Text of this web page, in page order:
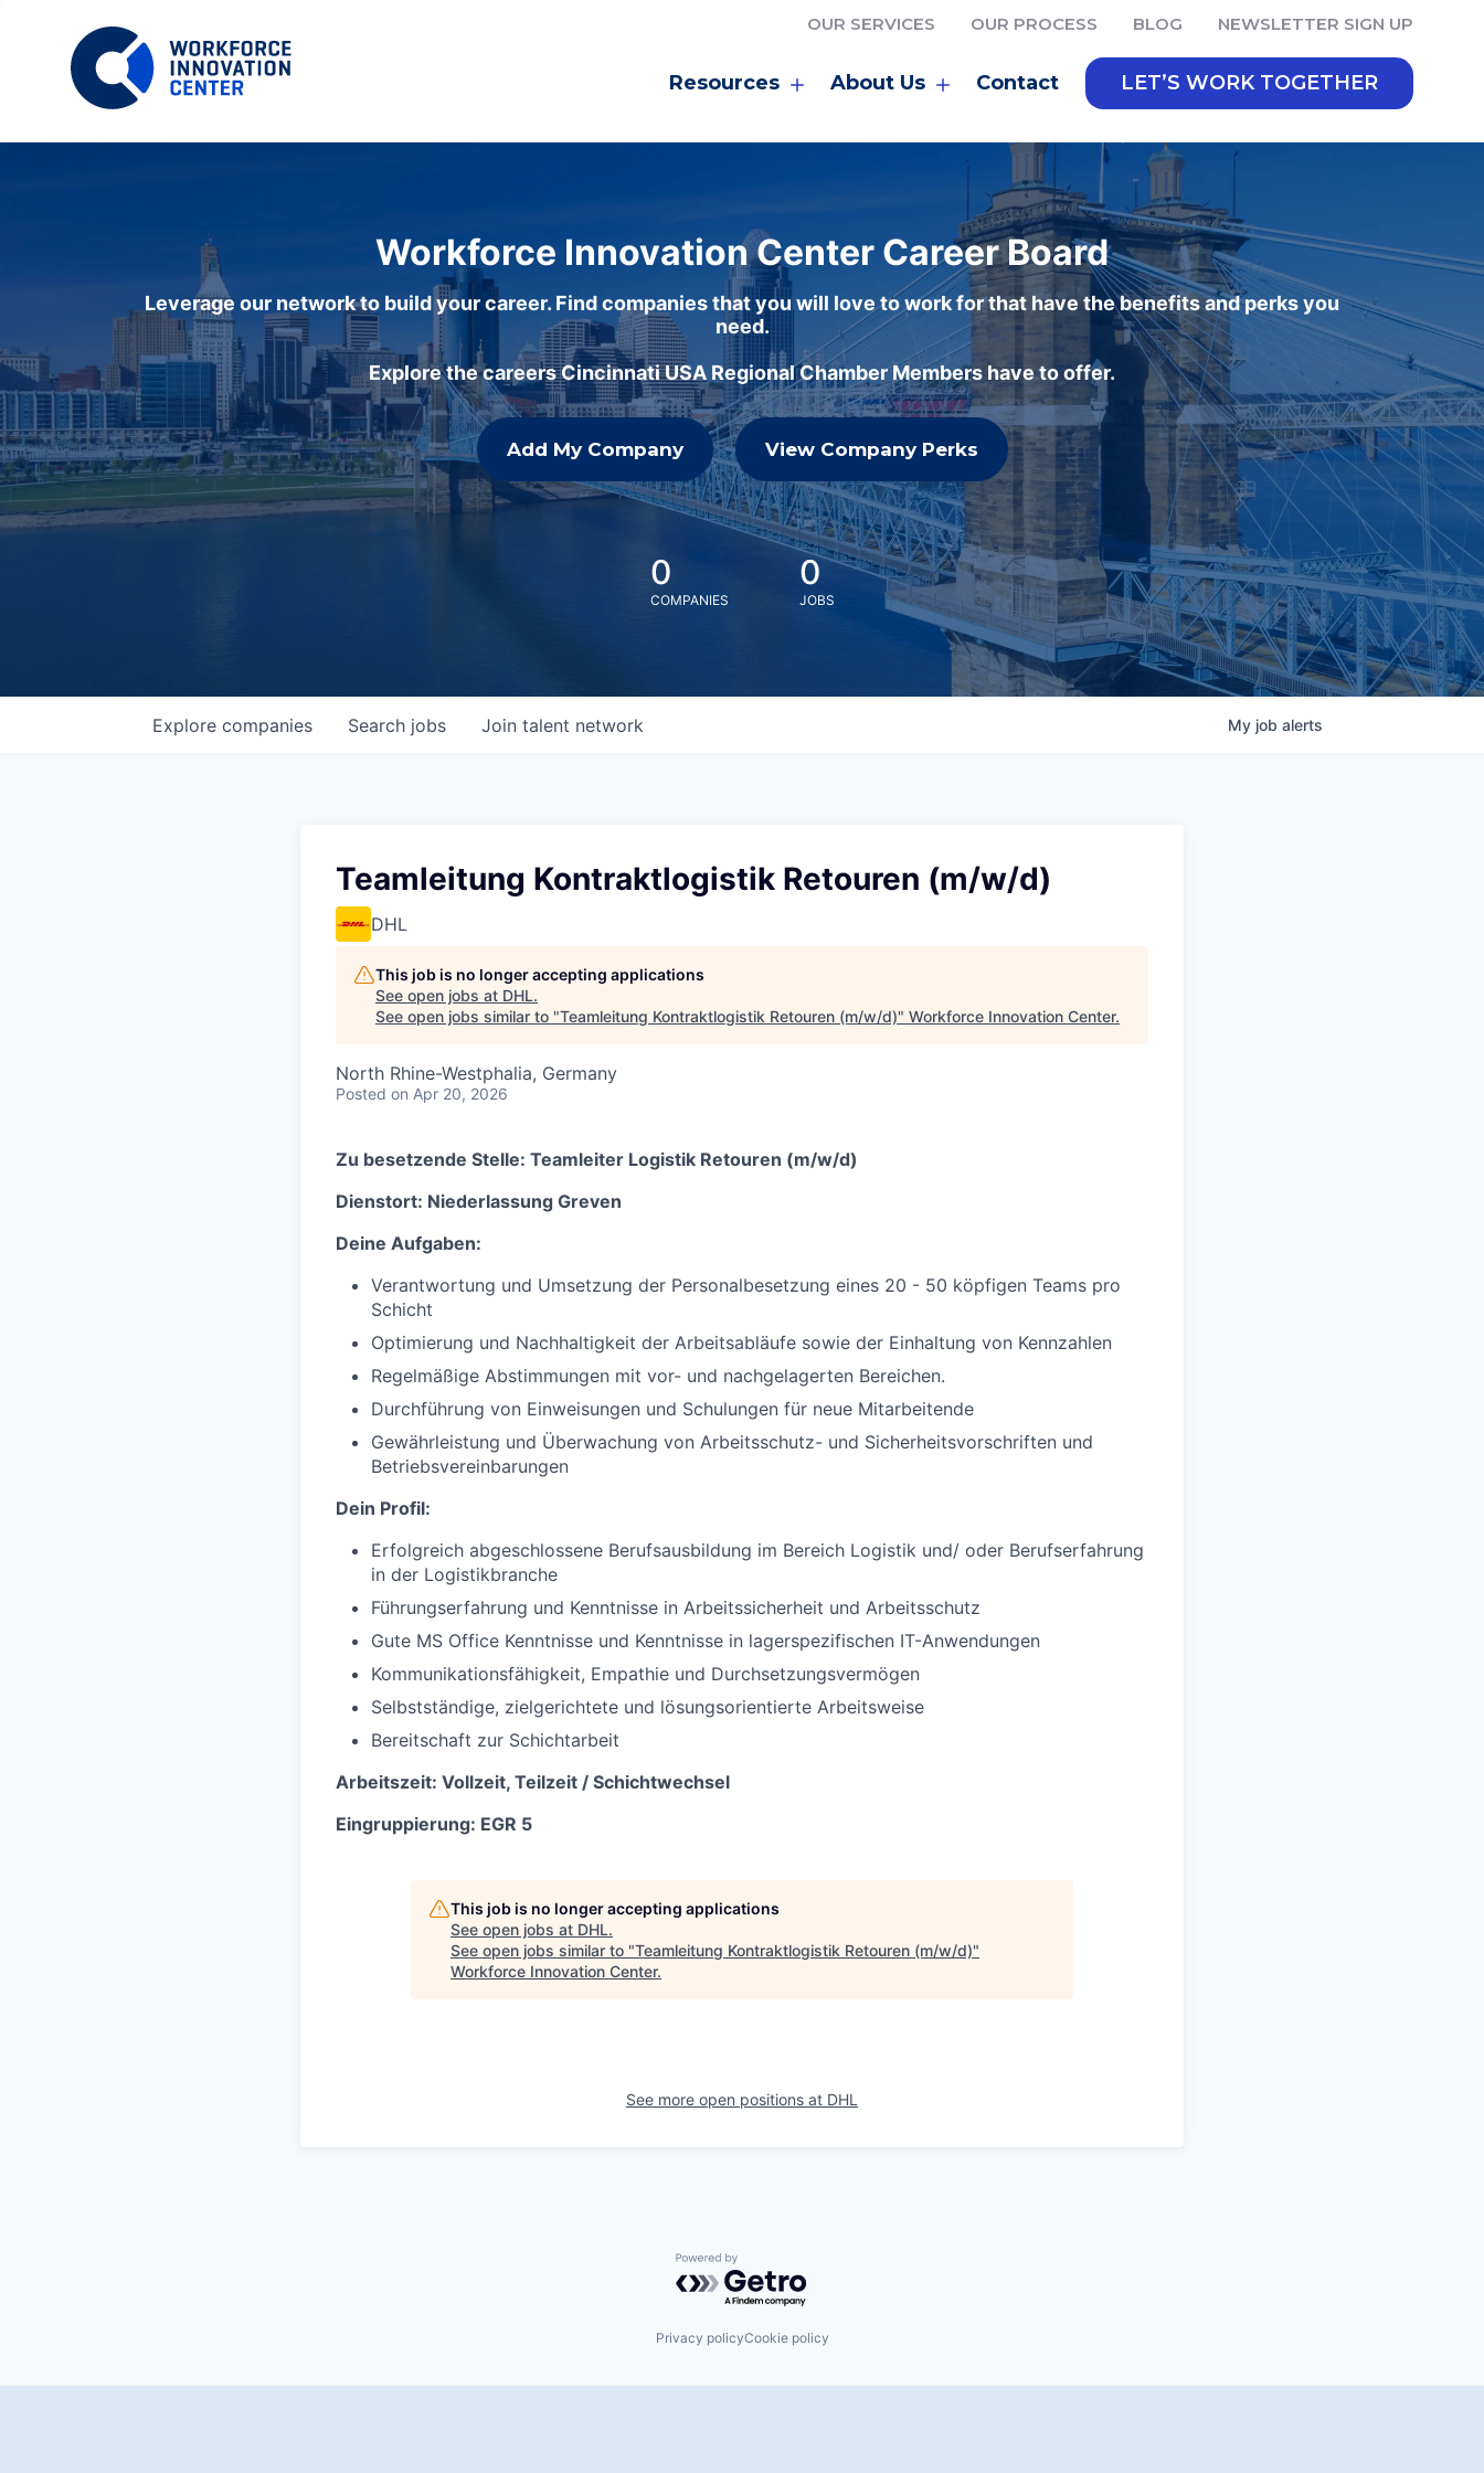
OUR SERVICES OUR PROCESS BLOG NEWSLETTER SIGN UP
Resources About Us Contact LET’S WORK TOGETHER
Workforce Innovation Center Career Board
Leverage our network to build your career. Find companies that you will love to work for that have the benefits and perks you
need.
Explore the careers Cincinnati USA Regional Chamber Members have to offer.
Add My Company View Company Perks
0
COMPANIES
0
JOBS
Search jobs
Explore companies Join talent network My job alerts
Teamleitung Kontraktlogistik Retouren (m/w/d)
DHL
This job is no longer accepting applications
See open jobs at DHL.
See open jobs similar to "Teamleitung Kontraktlogistik Retouren (m/w/d)" Workforce Innovation Center.
North Rhine-Westphalia, Germany
Posted on Apr 20, 2026
Zu besetzende Stelle: Teamleiter Logistik Retouren (m/w/d)
Dienstort: Niederlassung Greven
Deine Aufgaben:
Verantwortung und Umsetzung der Personalbesetzung eines 20 - 50 köpfigen Teams pro
Schicht
Optimierung und Nachhaltigkeit der Arbeitsabläufe sowie der Einhaltung von Kennzahlen
Regelmäßige Abstimmungen mit vor- und nachgelagerten Bereichen.
Durchführung von Einweisungen und Schulungen für neue Mitarbeitende
Gewährleistung und Überwachung von Arbeitsschutz- und Sicherheitsvorschriften und
Betriebsvereinbarungen
Dein Profil:
Erfolgreich abgeschlossene Berufsausbildung im Bereich Logistik und/ oder Berufserfahrung
in der Logistikbranche
Führungserfahrung und Kenntnisse in Arbeitssicherheit und Arbeitsschutz
Gute MS Office Kenntnisse und Kenntnisse in lagerspezifischen IT-Anwendungen
Kommunikationsfähigkeit, Empathie und Durchsetzungsvermögen
Selbstständige, zielgerichtete und lösungsorientierte Arbeitsweise
Bereitschaft zur Schichtarbeit
Arbeitszeit: Vollzeit, Teilzeit / Schichtwechsel
Eingruppierung: EGR 5
This job is no longer accepting applications
See open jobs at DHL.
See open jobs similar to "Teamleitung Kontraktlogistik Retouren (m/w/d)"
Workforce Innovation Center.
See more open positions at DHL
Powered by Getro.com
Privacy policyCookie policy